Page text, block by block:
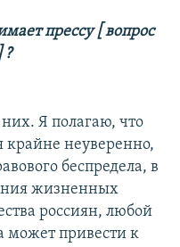
прессу[ вопрос
?
Я полагаю, что
крайне неуверенно,
беспредела, в
жизненных
россиян, любой
может привести к